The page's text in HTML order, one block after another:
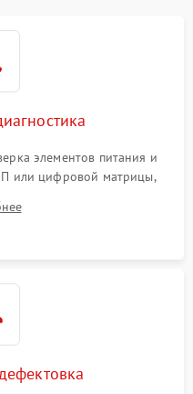
элементов питания и
или цифровой матрицы,
и механизма выверки
дефектов оптики и